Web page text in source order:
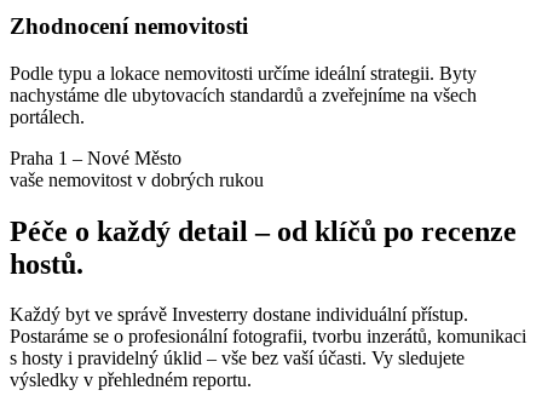
Zhodnocení nemovitosti
Podle typu a lokace nemovitosti určíme ideální strategii. Byty
nachystáme dle ubytovacích standardů a zveřejníme na všech
portálech.
Praha 1 – Nové Město
vaše nemovitost v dobrých rukou
Péče o každý detail – od klíčů po recenze
hostů.
Každý byt ve správě Investerry dostane individuální přístup.
Postaráme se o profesionální fotografii, tvorbu inzerátů, komunikaci
s hosty i pravidelný úklid – vše bez vaší účasti. Vy sledujete
výsledky v přehledném reportu.